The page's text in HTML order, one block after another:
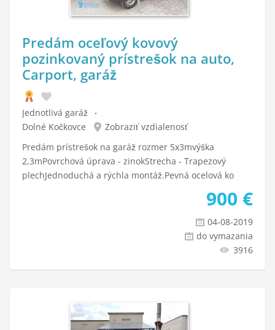
Predám oceľový kovový
pozinkovaný prístrešok na auto,
Carport, garáž
Jednotlivá garáž
Dolné Kočkovce
Zobraziť vzdialenosť
Predám prístrešok na garáž rozmer 5x3mvýška
2,3mPovrchová úprava - zinokStrecha - Trapezový
plechJednoduchá a rýchla montáž.Pevná ocelová ko
900 €
04-08-2019
do vymazania
3916